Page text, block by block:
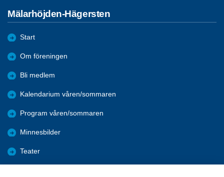
Mälarhöjden-Hägersten
Start
Om föreningen
Bli medlem
Kalendarium våren/sommaren
Program våren/sommaren
Minnesbilder
Teater